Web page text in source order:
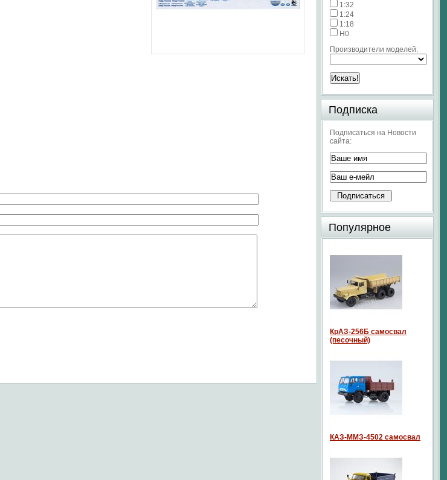
1:32
1:24
1:18
H0
Производители моделей:
Подписка
Подписаться на Новости
сайта:
Популярное
КрАЗ-256Б самосвал
(песочный)
КАЗ-ММЗ-4502 самосвал